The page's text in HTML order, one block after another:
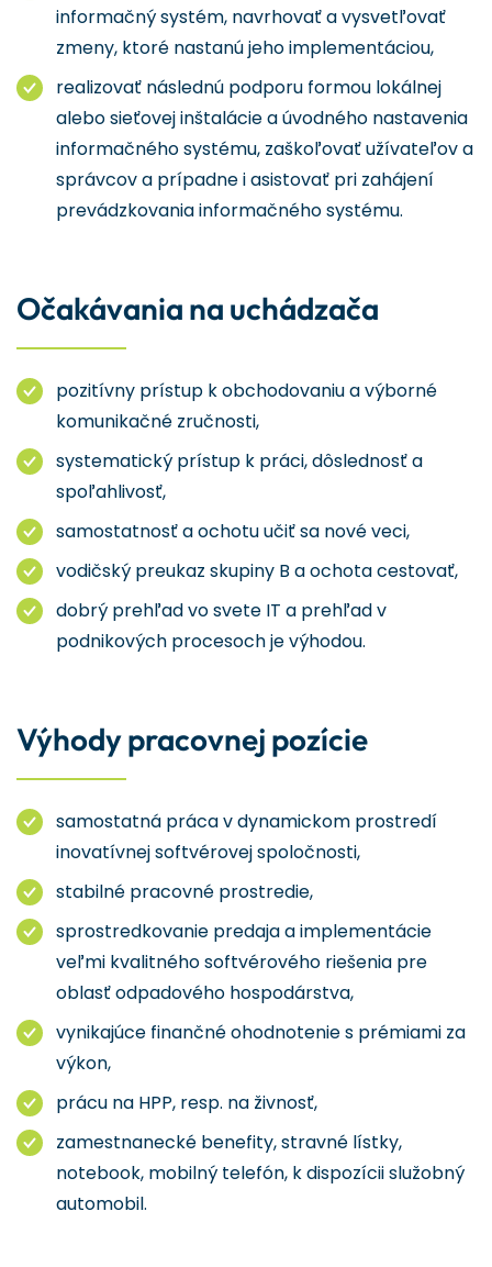
informačný systém, navrhovať a vysvetľovať
zmeny, ktoré nastanú jeho implementáciou,
realizovať následnú podporu formou lokálnej
alebo sieťovej inštalácie a úvodného nastavenia
informačného systému, zaškoľovať užívateľov a
správcov a prípadne i asistovať pri zahájení
prevádzkovania informačného systému.
Očakávania na uchádzača
pozitívny prístup k obchodovaniu a výborné
komunikačné zručnosti,
systematický prístup k práci, dôslednosť a
spoľahlivosť,
samostatnosť a ochotu učiť sa nové veci,
vodičský preukaz skupiny B a ochota cestovať,
dobrý prehľad vo svete IT a prehľad v
podnikových procesoch je výhodou.
Výhody pracovnej pozície
samostatná práca v dynamickom prostredí
inovatívnej softvérovej spoločnosti,
stabilné pracovné prostredie,
sprostredkovanie predaja a implementácie
veľmi kvalitného softvérového riešenia pre
oblasť odpadového hospodárstva,
vynikajúce finančné ohodnotenie s prémiami za
výkon,
prácu na HPP, resp. na živnosť,
zamestnanecké benefity, stravné lístky,
notebook, mobilný telefón, k dispozícii služobný
automobil.